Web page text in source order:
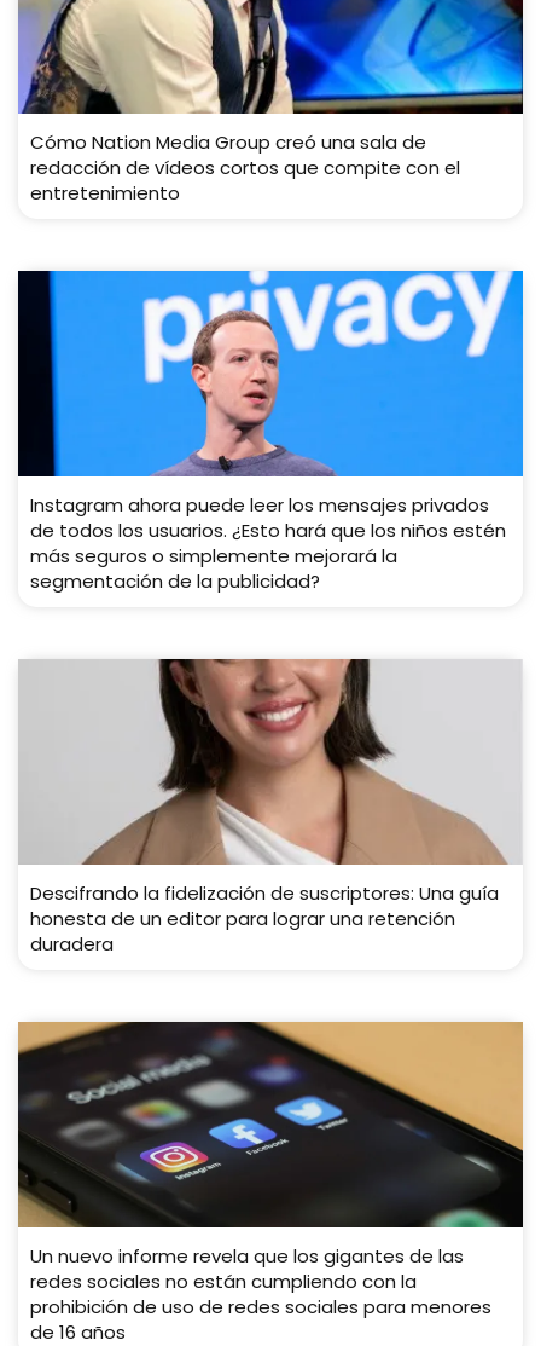
Cómo Nation Media Group creó una sala de
redacción de vídeos cortos que compite con el
entretenimiento
Instagram ahora puede leer los mensajes privados
de todos los usuarios. ¿Esto hará que los niños estén
más seguros o simplemente mejorará la
segmentación de la publicidad?
Descifrando la fidelización de suscriptores: Una guía
honesta de un editor para lograr una retención
duradera
Un nuevo informe revela que los gigantes de las
redes sociales no están cumpliendo con la
prohibición de uso de redes sociales para menores
de 16 años